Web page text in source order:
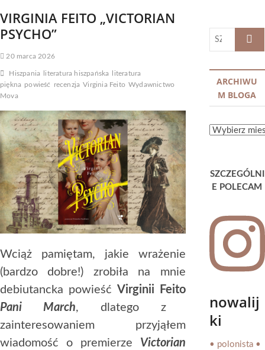
VIRGINIA FEITO „VICTORIAN
PSYCHO”
20 marca 2026
Hiszpania literatura hiszpańska
literatura
piękna powieść recenzja Virginia Feito Wydawnictwo
Mova
Wciąż pamiętam, jakie wrażenie
(bardzo dobre!) zrobiła na mnie
debiutancka powieść Virginii Feito
Pani March, dlatego z
zainteresowaniem przyjąłem
wiadomość o premierze Victorian
ARCHIWU
M BLOGA
ARCHIWUM
SZCZEGÓLNI
E POLECAM
nowalij
ki
• polonista •